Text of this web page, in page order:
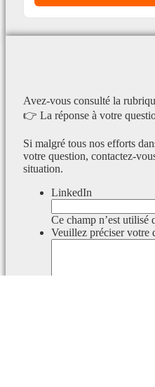
Avez-vous consulté la
👉 La réponse à votre
Si malgré tous nos efforts
votre question, contactez-
situation.
LinkedIn
Ce champ n’est utilisé
Veuillez préciser votre